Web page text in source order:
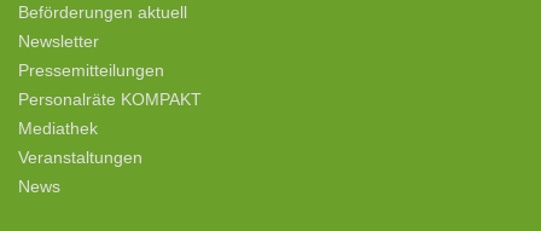
Beförderungen aktuell
Newsletter
Pressemitteilungen
Personalräte KOMPAKT
Mediathek
Veranstaltungen
News